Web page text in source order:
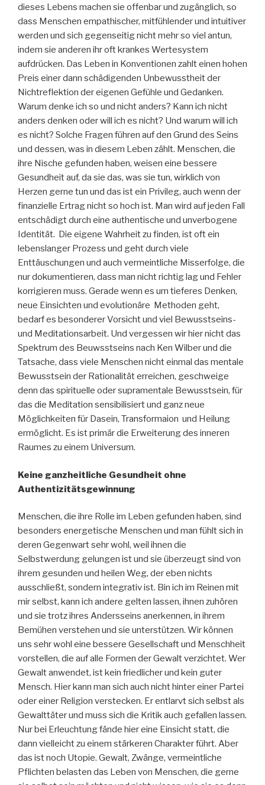
dieses Lebens machen sie offenbar und zugänglich, so
dass Menschen empathischer, mitfühlender und intuitiver
werden und sich gegenseitig nicht mehr so viel antun,
indem sie anderen ihr oft krankes Wertesystem
aufdrücken. Das Leben in Konventionen zahlt einen hohen
Preis einer dann schädigenden Unbewusstheit der
Nichtreflektion der eigenen Gefühle und Gedanken.
Warum denke ich so und nicht anders? Kann ich nicht
anders denken oder will ich es nicht? Und warum will ich
es nicht? Solche Fragen führen auf den Grund des Seins
und dessen, was in diesem Leben zählt. Menschen, die
ihre Nische gefunden haben, weisen eine bessere
Gesundheit auf, da sie das, was sie tun, wirklich von
Herzen gerne tun und das ist ein Privileg, auch wenn der
finanzielle Ertrag nicht so hoch ist. Man wird auf jeden Fall
entschädigt durch eine authentische und unverbogene
Identität. Die eigene Wahrheit zu finden, ist oft ein
lebenslanger Prozess und geht durch viele
Enttäuschungen und auch vermeintliche Misserfolge, die
nur dokumentieren, dass man nicht richtig lag und Fehler
korrigieren muss. Gerade wenn es um tieferes Denken,
neue Einsichten und evolutionäre Methoden geht,
bedarf es besonderer Vorsicht und viel Bewusstseins-
und Meditationsarbeit. Und vergessen wir hier nicht das
Spektrum des Beuwsstseins nach Ken Wilber und die
Tatsache, dass viele Menschen nicht einmal das mentale
Bewusstsein der Rationalität erreichen, geschweige
denn das spirituelle oder supramentale Bewusstsein, für
das die Meditation sensibilisiert und ganz neue
Möglichkeiten für Dasein, Transformaion und Heilung
ermöglicht. Es ist primär die Erweiterung des inneren
Raumes zu einem Universum.
Keine ganzheitliche Gesundheit ohne
Authentizitätsgewinnung
Menschen, die ihre Rolle im Leben gefunden haben, sind
besonders energetische Menschen und man fühlt sich in
deren Gegenwart sehr wohl, weil ihnen die
Selbstwerdung gelungen ist und sie überzeugt sind von
ihrem gesunden und heilen Weg, der eben nichts
ausschließt, sondern integrativ ist. Bin ich im Reinen mit
mir selbst, kann ich andere gelten lassen, ihnen zuhören
und sie trotz ihres Andersseins anerkennen, in ihrem
Bemühen verstehen und sie unterstützen. Wir können
uns sehr wohl eine bessere Gesellschaft und Menschheit
vorstellen, die auf alle Formen der Gewalt verzichtet. Wer
Gewalt anwendet, ist kein friedlicher und kein guter
Mensch. Hier kann man sich auch nicht hinter einer Partei
oder einer Religion verstecken. Er entlarvt sich selbst als
Gewalttäter und muss sich die Kritik auch gefallen lassen.
Nur bei Erleuchtung fände hier eine Einsicht statt, die
dann vielleicht zu einem stärkeren Charakter führt. Aber
das ist noch Utopie. Gewalt, Zwänge, vermeintliche
Pflichten belasten das Leben von Menschen, die gerne